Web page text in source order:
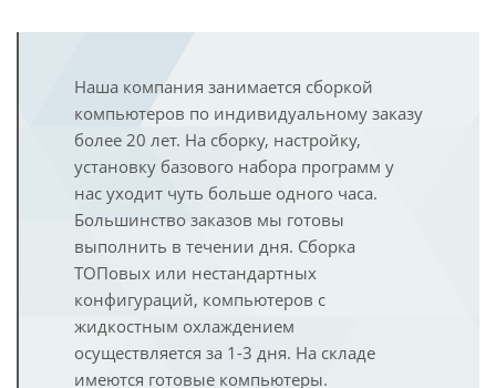
Наша компания занимается сборкой
компьютеров по индивидуальному заказу
более 20 лет. На сборку, настройку,
установку базового набора программ у
нас уходит чуть больше одного часа.
Большинство заказов мы готовы
выполнить в течении дня. Сборка
ТОПовых или нестандартных
конфигураций, компьютеров с
жидкостным охлаждением
осуществляется за 1-3 дня. На складе
имеются готовые компьютеры.